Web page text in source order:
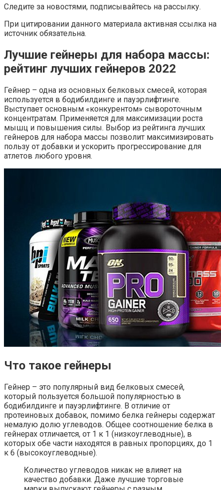
Следите за новостями, подписывайтесь на рассылку.
При цитировании данного материала активная ссылка на
источник обязательна.
Лучшие гейнеры для набора массы:
рейтинг лучших гейнеров 2022
Гейнер – одна из основных белковых смесей, которая
используется в бодибилдинге и пауэрлифтинге.
Выступает основным «конкурентом» сывороточным
концентратам. Применяется для максимизации роста
мышц и повышения силы. Выбор из рейтинга лучших
гейнеров для набора массы позволит максимизировать
пользу от добавки и ускорить прогрессирование для
атлетов любого уровня.
Что такое гейнеры
Гейнер – это популярный вид белковых смесей,
который пользуется большой популярностью в
бодибилдинге и пауэрлифтинге. В отличие от
протеиновых добавок, помимо белка гейнеры содержат
немалую долю углеводов. Общее соотношение белка в
гейнерах отличается, от 1 к 1 (низкоуглеводные), в
которых обе части находятся в равных пропорциях, до 1
к 6 (высокоуглеводные).
Количество углеводов никак не влияет на
качество добавки. Даже лучшие торговые